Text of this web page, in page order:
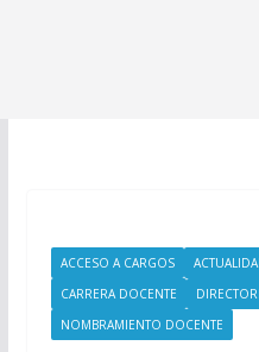
ACCESO A CARGOS
CARRERA DOCENTE
NOMBRAMIENTO DOCENTE